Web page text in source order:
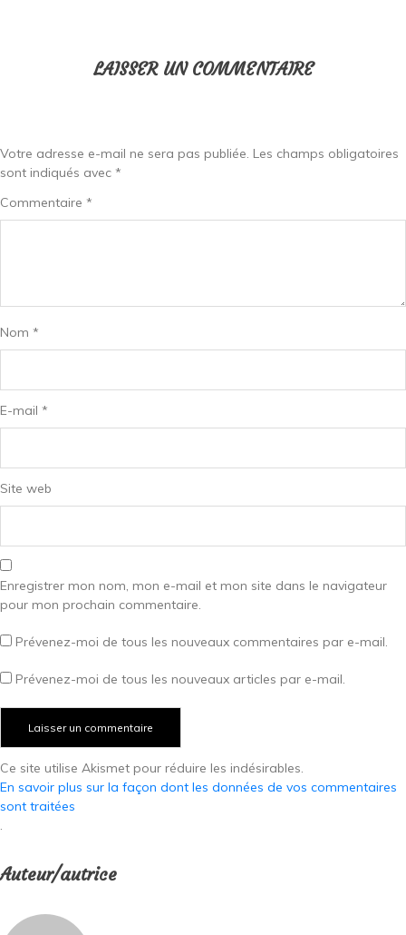
LAISSER UN COMMENTAIRE
Votre adresse e-mail ne sera pas publiée. Les champs obligatoires
sont indiqués avec *
Commentaire *
Nom *
E-mail *
Site web
Enregistrer mon nom, mon e-mail et mon site dans le navigateur
pour mon prochain commentaire.
Prévenez-moi de tous les nouveaux commentaires par e-mail.
Prévenez-moi de tous les nouveaux articles par e-mail.
Ce site utilise Akismet pour réduire les indésirables.
En savoir plus sur la façon dont les données de vos commentaires
sont traitées
.
Auteur/autrice